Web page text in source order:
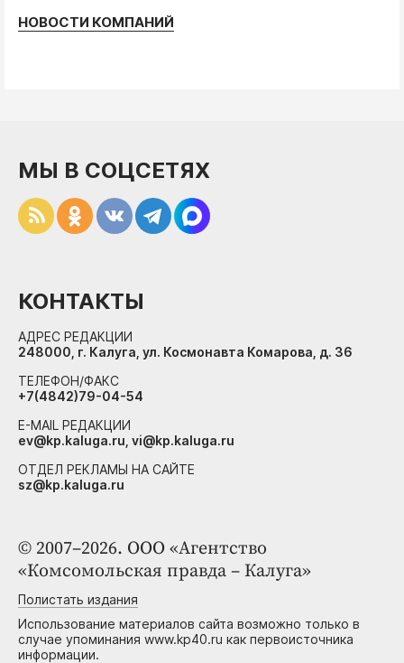
НОВОСТИ КОМПАНИЙ
© 2007–2026. ООО «Агентство
«Комсомольская правда – Калуга»
Полистать издания
Использование материалов сайта возможно только в
случае упоминания www.kp40.ru как первоисточника
информации.
МЫ В СОЦСЕТЯХ
КОНТАКТЫ
АДРЕС РЕДАКЦИИ
248000, г. Калуга, ул. Космонавта Комарова, д. 36
ТЕЛЕФОН/ФАКС
+7(4842)79-04-54
E-MAIL РЕДАКЦИИ
ev@kp.kaluga.ru, vi@kp.kaluga.ru
ОТДЕЛ РЕКЛАМЫ НА САЙТЕ
sz@kp.kaluga.ru